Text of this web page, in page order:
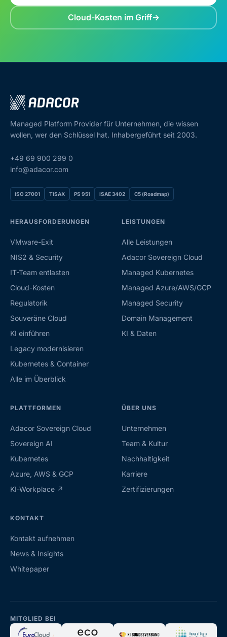
Cloud-Kosten im Griff
Managed Platform Provider für Unternehmen, die wissen
wollen, wer den Schlüssel hat. Inhabergeführt seit 2003.
+49 69 900 299 0
info@adacor.com
ISO 27001 TISAX PS 951 ISAE 3402 C5 (Roadmap)
HERAUSFORDERUNGEN
VMware-Exit
NIS2 & Security
IT-Team entlasten
Cloud-Kosten
Regulatorik
Souveräne Cloud
KI einführen
Legacy modernisieren
Kubernetes & Container
Alle im Überblick
LEISTUNGEN
Alle Leistungen
Adacor Sovereign Cloud
Managed Kubernetes
Managed Azure/AWS/GCP
Managed Security
Domain Management
KI & Daten
PLATTFORMEN
Adacor Sovereign Cloud
Sovereign AI
Kubernetes
Azure, AWS & GCP
KI-Workplace ↗
ÜBER UNS
Unternehmen
Team & Kultur
Nachhaltigkeit
Karriere
Zertifizierungen
KONTAKT
Kontakt aufnehmen
News & Insights
Whitepaper
MITGLIED BEI